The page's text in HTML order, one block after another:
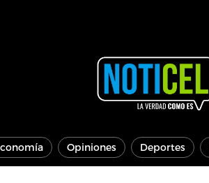
Opiniones Deportes